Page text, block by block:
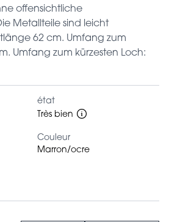
offensichtliche
Metallteile sind leicht
62 cm. Umfang zum
Umfang zum kürzesten Loch:
état
Très bien
Couleur
Marron/ocre